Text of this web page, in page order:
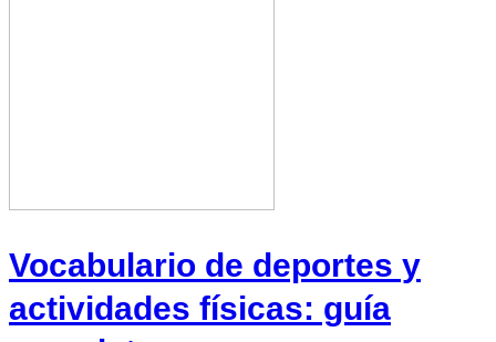
Vocabulario de deportes y
actividades físicas: guía